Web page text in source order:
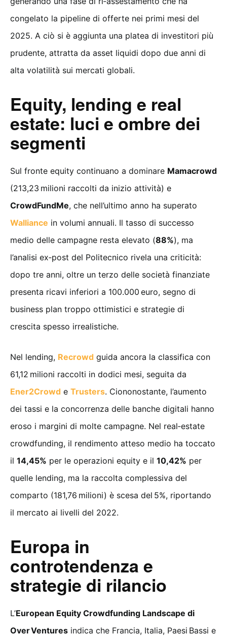
congelato la pipeline di offerte nei primi mesi del
2025. A ciò si è aggiunta una platea di investitori più
prudente, attratta da asset liquidi dopo due anni di
alta volatilità sui mercati globali.
Equity, lending e real
estate: luci e ombre dei
segmenti
Sul fronte equity continuano a dominare Mamacrowd
(213,23 milioni raccolti da inizio attività) e
CrowdFundMe, che nell’ultimo anno ha superato
Walliance in volumi annuali. Il tasso di successo
medio delle campagne resta elevato (88%), ma
l’analisi ex‑post del Politecnico rivela una criticità:
dopo tre anni, oltre un terzo delle società finanziate
presenta ricavi inferiori a 100.000 euro, segno di
business plan troppo ottimistici e strategie di
crescita spesso irrealistiche.
Nel lending, Recrowd guida ancora la classifica con
61,12 milioni raccolti in dodici mesi, seguita da
Ener2Crowd e Trusters. Ciononostante, l’aumento
dei tassi e la concorrenza delle banche digitali hanno
eroso i margini di molte campagne. Nel real‑estate
crowdfunding, il rendimento atteso medio ha toccato
il 14,45% per le operazioni equity e il 10,42% per
quelle lending, ma la raccolta complessiva del
comparto (181,76 milioni) è scesa del 5%, riportando
il mercato ai livelli del 2022.
Europa in
controtendenza e
strategie di rilancio
L’European Equity Crowdfunding Landscape di
OverVentures indica che Francia, Italia, Paesi Bassi e